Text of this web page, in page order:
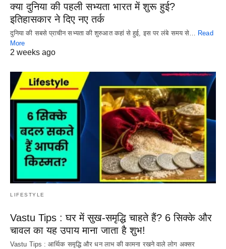
क्या दुनिया की पहली सभ्यता भारत में शुरू हुई?
इतिहासकार ने दिए नए तर्क
दुनिया की सबसे प्राचीन सभ्यता की शुरुआत कहां से हुई, इस पर लंबे समय से… Read
More
2 weeks ago
LIFESTYLE
Vastu Tips : घर में सुख-समृद्धि चाहते हैं? 6 सिक्के और
चावल का यह उपाय माना जाता है शुभ!
Vastu Tips : आर्थिक समृद्धि और धन लाभ की कामना रखने वाले लोग अक्सर